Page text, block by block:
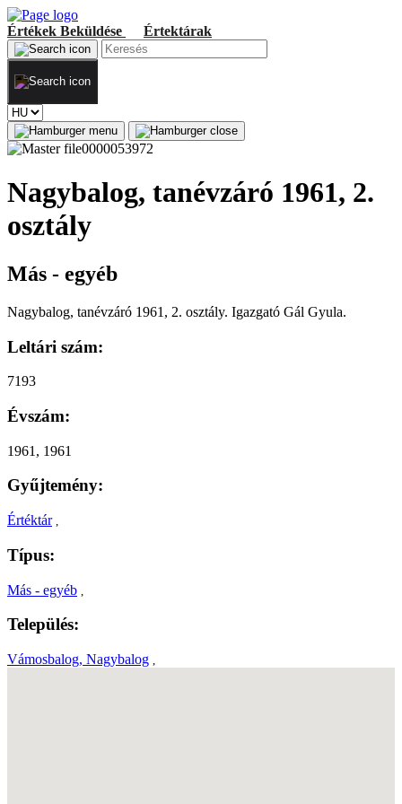
Értékek Beküldése Értektárak
Nagybalog, tanévzáró 1961, 2.
osztály
Más - egyéb
Nagybalog, tanévzáró 1961, 2. osztály. Igazgató Gál Gyula.
Leltári szám:
7193
Évszám:
1961, 1961
Gyűjtemény:
Értéktár ,
Típus:
Más - egyéb
Település:
Vámosbalog, Nagybalog